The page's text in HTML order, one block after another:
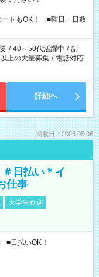
トもOK！ ■曜日・日数
/ 40～50代活躍中 / 副
上の大量募集 / 電話対応
詳細へ
掲載日：2026.08.06
日払い＊イ
仕事
大学生歓迎
日払いOK！